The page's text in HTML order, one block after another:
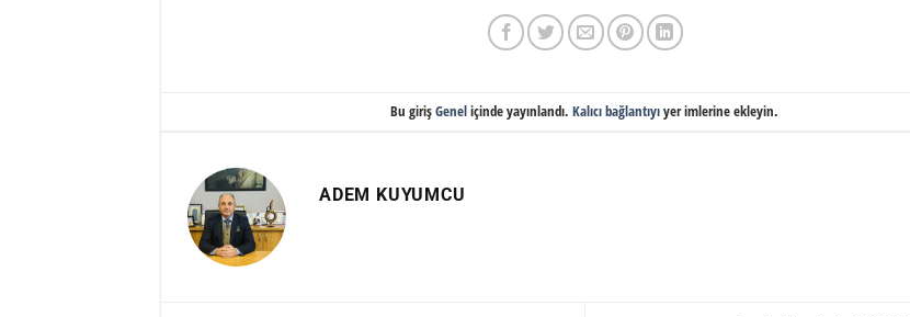
Bu girişGeneliçinde yayınlandı.Kalıcı bağlantıyıyer imlerine ekleyin.
ADEM KUYUMCU